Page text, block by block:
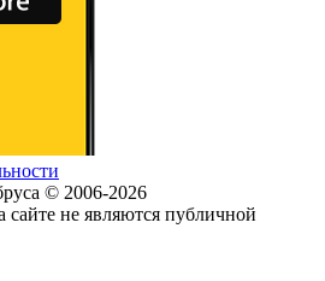
© 2006-2026
не являются публичной